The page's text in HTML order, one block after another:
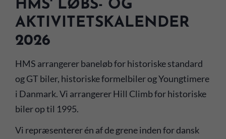
HMS' LØBS- OG
AKTIVITETSKALENDER
2026
HMS arrangerer baneløb for historiske standard
og GT biler, historiske formelbiler og Youngtimere
i Danmark. Vi arrangerer Hill Climb for historiske
biler op til 1995.
Vi repræsenterer én af de grene inden for dansk